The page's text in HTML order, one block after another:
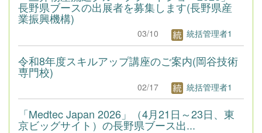
長野県ブースの出展者を募集します(長野県産
業振興機構)
03/10 統括管理者1
令和8年度スキルアップ講座のご案内(岡谷技術
専門校)
02/17 統括管理者1
「Medtec Japan 2026」（4月21日～23日、東
京ビッグサイト）の長野県ブース出...